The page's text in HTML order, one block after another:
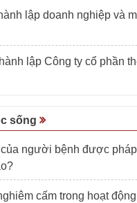
lập doanh nghiệp và
lập Công ty cổ phần
sống
người bệnh được
cấm trong hoạt